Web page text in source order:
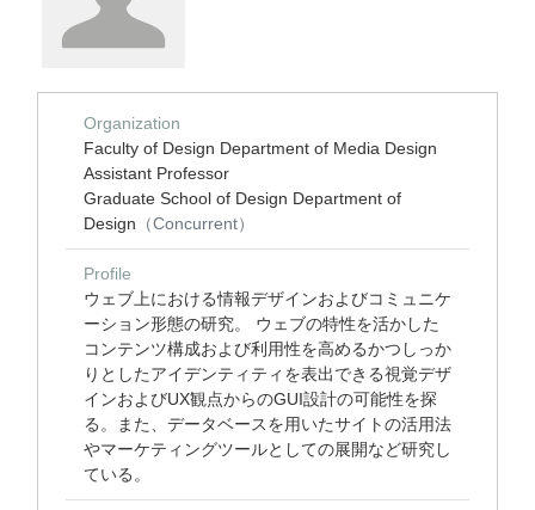
Organization
Faculty of Design Department of Media Design
Assistant Professor
Graduate School of Design Department of
Design （Concurrent）
Profile
ウェブ上における情報デザインおよびコミュニケ
ーション形態の研究。 ウェブの特性を活かした
コンテンツ構成および利用性を高めるかつしっか
りとしたアイデンティティを表出できる視覚デザ
インおよびUX観点からのGUI設計の可能性を探
る。また、データベースを用いたサイトの活用法
やマーケティングツールとしての展開など研究し
ている。